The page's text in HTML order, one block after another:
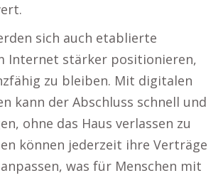
sich auch etablierte
Internet stärker positionieren,
zu bleiben. Mit digitalen
kann der Abschluss schnell und
ohne das Haus verlassen zu
können jederzeit ihre Verträge
was für Menschen mit